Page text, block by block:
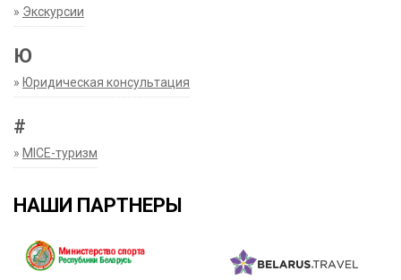
» Экскурсии
Ю
» Юридическая консультация
#
» MICE-туризм
НАШИ ПАРТНЕРЫ